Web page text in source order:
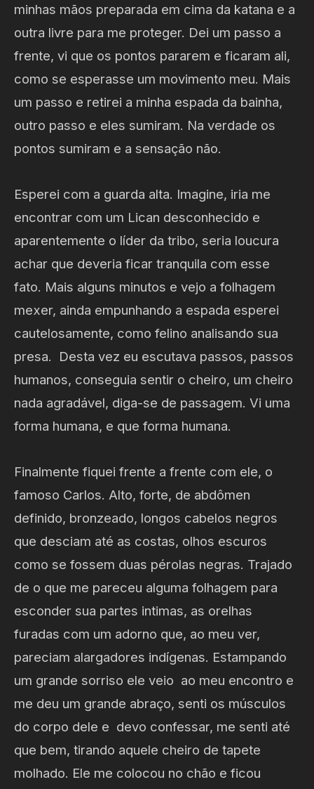
minhas mãos preparada em cima da katana e a
outra livre para me proteger. Dei um passo a
frente, vi que os pontos pararem e ficaram ali,
como se esperasse um movimento meu. Mais
um passo e retirei a minha espada da bainha,
outro passo e eles sumiram. Na verdade os
pontos sumiram e a sensação não.
Esperei com a guarda alta. Imagine, iria me
encontrar com um Lican desconhecido e
aparentemente o líder da tribo, seria loucura
achar que deveria ficar tranquila com esse
fato. Mais alguns minutos e vejo a folhagem
mexer, ainda empunhando a espada esperei
cautelosamente, como felino analisando sua
presa. Desta vez eu escutava passos, passos
humanos, conseguia sentir o cheiro, um cheiro
nada agradável, diga-se de passagem. Vi uma
forma humana, e que forma humana.
Finalmente fiquei frente a frente com ele, o
famoso Carlos. Alto, forte, de abdômen
definido, bronzeado, longos cabelos negros
que desciam até as costas, olhos escuros
como se fossem duas pérolas negras. Trajado
de o que me pareceu alguma folhagem para
esconder sua partes intimas, as orelhas
furadas com um adorno que, ao meu ver,
pareciam alargadores indígenas. Estampando
um grande sorriso ele veio ao meu encontro e
me deu um grande abraço, senti os músculos
do corpo dele e devo confessar, me senti até
que bem, tirando aquele cheiro de tapete
molhado. Ele me colocou no chão e ficou